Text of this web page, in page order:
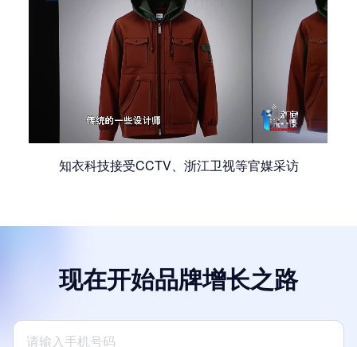
知衣科技接受CCTV、浙江卫视等官媒采访
现在开始品牌增长之路